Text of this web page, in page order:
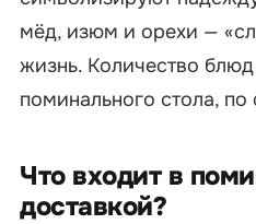
мёд, изюм и орехи —
жизнь. Количество
поминального стола,
Что входит в
доставкой?